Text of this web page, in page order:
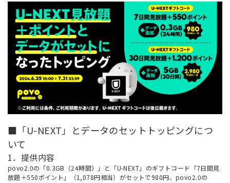
■「U-NEXT」とデータのセットトッピングにつ
いて
1．提供内容
povo2.0の「0.3GB（24時間）」と「U-NEXT」のギフトコード「7日間見
放題＋550ポイント」（1,078円相当）がセットで980円、povo2.0の